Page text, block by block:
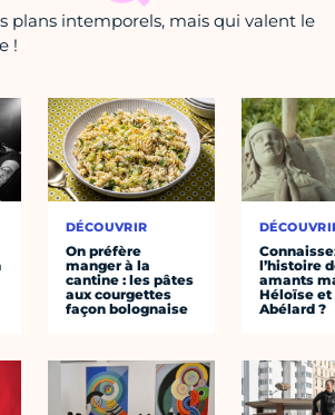
plans intemporels, mais qui valent le
!
DÉCOUVRIR
On préfère
manger à la
cantine : les pâtes
aux courgettes
façon bolognaise
l’histoire
amants
Héloïse et
Abélard ?